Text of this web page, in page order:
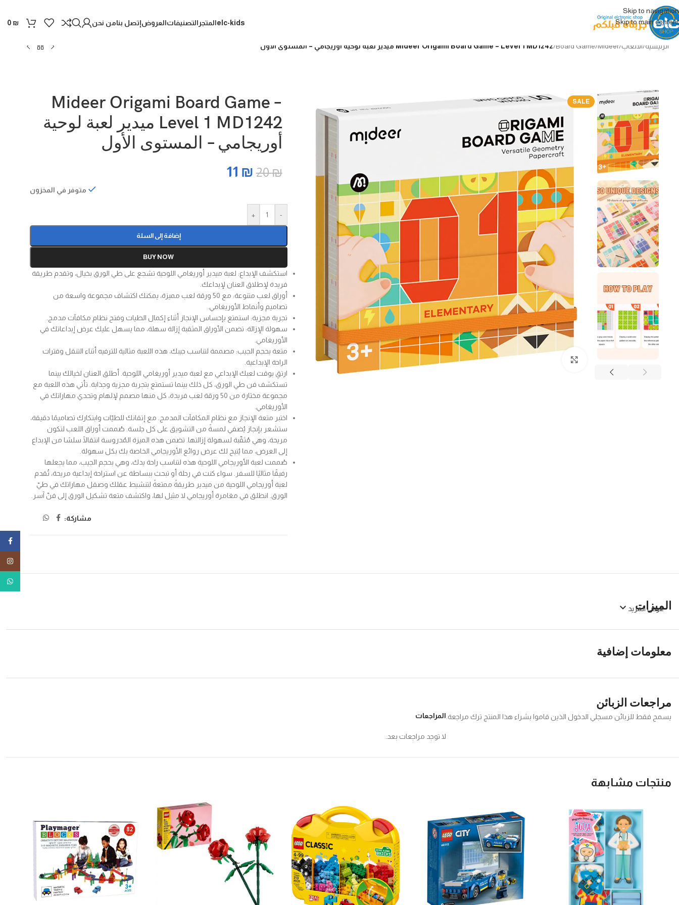
Skip to navigation
Skip to main content
elc-kidsالمتجر التصنيفاتالعروضإتصل بنامن نحن 0 ₪
الرئيسية/الألعاب/
Mideer
/
Board Game
/Mideer Origami Board Game – Level 1 MD1242 ميدير لعبة لوحية أوريجامي – المستوى الأول
SALE
Mideer Origami Board Game –
Level 1 MD1242 ميدير لعبة لوحية
أوريجامي – المستوى الأول
20₪
11 ₪
متوفر في المخزون
-
+
إضافة إلى السلة
BUY NOW
استكشف الإبداع: لعبة ميدير أوريغامي اللوحية تشجع على طي الورق بخيال، وتقدم طريقة
فريدة لإطلاق العنان لإبداعك.
أوراق لعب متنوعة: مع 50 ورقة لعب مميزة، يمكنك اكتشاف مجموعة واسعة من
تصاميم وأنماط الأوريغامي.
تجربة مجزية: استمتع بإحساس الإنجاز أثناء إكمال الطيات وفتح نظام مكافآت مدمج.
سهولة الإزالة: تضمن الأوراق المثقبة إزالة سهلة، مما يسهل عليك عرض إبداعاتك في
الأوريغامي.
متعة بحجم الجيب: مصممة لتناسب جيبك، هذه اللعبة مثالية للترفيه أثناء التنقل وفترات
الراحة الإبداعية.
ارتقِ بوقت لعبك الإبداعي مع لعبة ميدير أوريغامي اللوحية. أطلق العنان لخيالك بينما
تستكشف فن طي الورق، كل ذلك بينما تستمتع بتجربة مجزية وجذابة. تأتي هذه اللعبة مع
مجموعة مختارة من 50 ورقة لعب فريدة، كل منها مصمم لإلهام وتحدي مهاراتك في
الأوريغامي.
اختبر متعة الإنجاز مع نظام المكافآت المدمج. مع إتقانك للطيّات وابتكارك تصاميمًا دقيقة،
ستشعر بإنجاز يُضفي لمسةً من التشويق على كل جلسة. صُممت أوراق اللعب لتكون
مريحة، وهي مُثقّبة لسهولة إزالتها. تضمن هذه الميزة المُدروسة انتقالًا سلسًا من الإبداع
إلى العرض، مما يُتيح لك عرض روائع الأوريجامي الخاصة بك بكل سهولة.
صُممت لعبة الأوريجامي اللوحية هذه لتناسب راحة يدك، وهي بحجم الجيب، مما يجعلها
رفيقًا مثاليًا للسفر. سواء كنت في رحلة أو تبحث ببساطة عن استراحة إبداعية مريحة، تُقدم
لعبة أوريجامي اللوحية من ميدير طريقةً ممتعةً لتنشيط عقلك وصقل مهاراتك في طيّ
الورق. انطلق في مغامرة أوريجامي لا مثيل لها، واكتشف متعة تشكيل الورق إلى فنّ آسر.
مشاركة:
الميزات
عرض المزيد
معلومات إضافية
مراجعات الزبائن
المراجعات
لا توجد مراجعات بعد.
يسمح فقط للزبائن مسجلي الدخول الذين قاموا بشراء هذا المنتج ترك مراجعة.
منتجات مشابهة